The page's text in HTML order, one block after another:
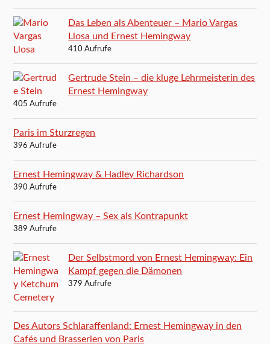
Das Leben als Abenteuer – Mario Vargas
Llosa und Ernest Hemingway
410 Aufrufe
Gertrude Stein – die kluge Lehrmeisterin des
Ernest Hemingway
405 Aufrufe
Paris im Sturzregen
396 Aufrufe
Ernest Hemingway & Hadley Richardson
390 Aufrufe
Ernest Hemingway – Sex als Kontrapunkt
389 Aufrufe
Der Selbstmord von Ernest Hemingway: Ein
Kampf gegen die Dämonen
379 Aufrufe
Des Autors Schlaraffenland: Ernest Hemingway in den
Cafés und Brasserien von Paris